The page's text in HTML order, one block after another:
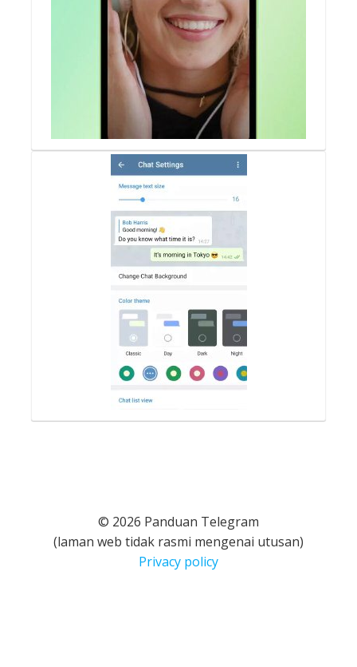
© 2026 Panduan Telegram
(laman web tidak rasmi mengenai utusan)
Privacy policy